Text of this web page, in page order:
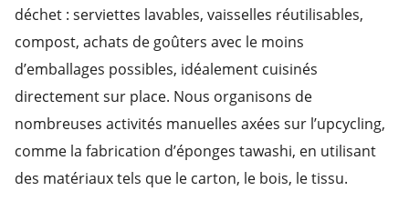
déchet : serviettes lavables, vaisselles réutilisables,
compost, achats de goûters avec le moins
d’emballages possibles, idéalement cuisinés
directement sur place. Nous organisons de
nombreuses activités manuelles axées sur l’upcycling,
comme la fabrication d’éponges tawashi, en utilisant
des matériaux tels que le carton, le bois, le tissu.